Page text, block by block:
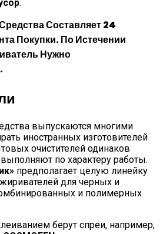
.
Составляет 24
Покупки. По Истечении
Нужно
выпускаются многими
иностранных изготовителей
очистителей одинаков
по характеру работы.
предполагает целую линейку
для черных и
и полимерных
берут спреи, например,